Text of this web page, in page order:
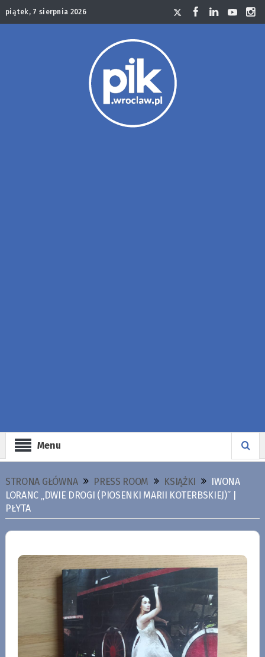
piątek, 7 sierpnia 2026
Menu
STRONA GŁÓWNA PRESS ROOM KSIĄŻKI
IWONA
LORANC „DWIE DROGI (PIOSENKI MARII KOTERBSKIEJ)” |
PŁYTA